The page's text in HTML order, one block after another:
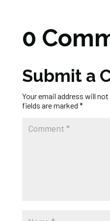
0
Submit a
Your email address will
fields are marked *